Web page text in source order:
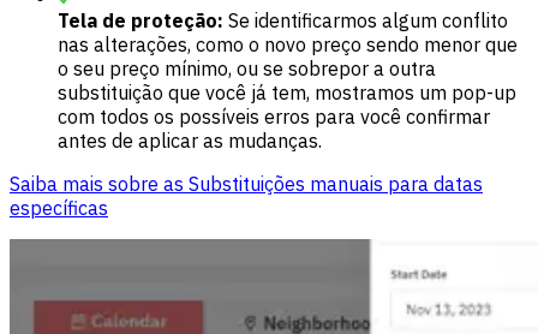
Tela de proteção: Se identificarmos algum conflito
nas alterações, como o novo preço sendo menor que
o seu preço mínimo, ou se sobrepor a outra
substituição que você já tem, mostramos um pop-up
com todos os possíveis erros para você confirmar
antes de aplicar as mudanças.
Saiba mais sobre as Substituições manuais para datas
específicas